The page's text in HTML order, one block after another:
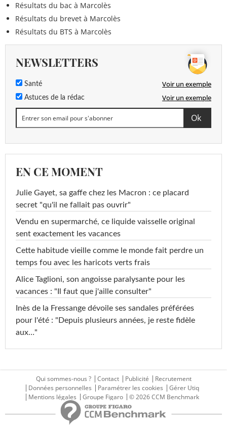
Résultats du bac à Marcolès
Résultats du brevet à Marcolès
Résultats du BTS à Marcolès
NEWSLETTERS
Santé Voir un exemple
Astuces de la rédac Voir un exemple
EN CE MOMENT
Julie Gayet, sa gaffe chez les Macron : ce placard
secret "qu'il ne fallait pas ouvrir"
Vendu en supermarché, ce liquide vaisselle original
sent exactement les vacances
Cette habitude vieille comme le monde fait perdre un
temps fou avec les haricots verts frais
Alice Taglioni, son angoisse paralysante pour les
vacances : "Il faut que j'aille consulter"
Inès de la Fressange dévoile ses sandales préférées
pour l'été : "Depuis plusieurs années, je reste fidèle
aux…"
Qui sommes-nous ? Contact Publicité
Recrutement
Données personnelles
Paramétrer les cookies
Gérer Utiq
Mentions légales
Groupe Figaro © 2026 CCM Benchmark